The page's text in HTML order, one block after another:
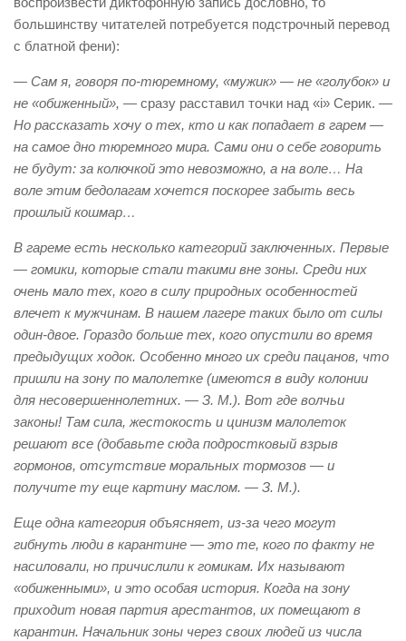
большинству читателей потребуется подстрочный перевод
с блатной фени):
— Сам я, говоря по-тюремному, «мужик» — не «голубок» и
не «обиженный», — сразу расставил точки над «i» Серик. —
Но рассказать хочу о тех, кто и как попадает в гарем —
на самое дно тюремного мира. Сами они о себе говорить
не будут: за колючкой это невозможно, а на воле… На
воле этим бедолагам хочется поскорее забыть весь
прошлый кошмар…
В гареме есть несколько категорий заключенных. Первые
— гомики, которые стали такими вне зоны. Среди них
очень мало тех, кого в силу природных особенностей
влечет к мужчинам. В нашем лагере таких было от силы
один-двое. Гораздо больше тех, кого опустили во время
предыдущих ходок. Особенно много их среди пацанов, что
пришли на зону по малолетке (имеются в виду колонии
для несовершеннолетних. — З. М.). Вот где волчьи
законы! Там сила, жестокость и цинизм малолеток
решают все (добавьте сюда подростковый взрыв
гормонов, отсутствие моральных тормозов — и
получите ту еще картину маслом. — З. М.).
Еще одна категория объясняет, из-за чего могут
гибнуть люди в карантине — это те, кого по факту не
насиловали, но причислили к гомикам. Их называют
«обиженными», и это особая история. Когда на зону
приходит новая партия арестантов, их помещают в
карантин. Начальник зоны через своих людей из числа